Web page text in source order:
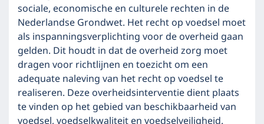
sociale, economische en culturele rechten in de
Nederlandse Grondwet. Het recht op voedsel moet
als inspanningsverplichting voor de overheid gaan
gelden. Dit houdt in dat de overheid zorg moet
dragen voor richtlijnen en toezicht om een
adequate naleving van het recht op voedsel te
realiseren. Deze overheidsinterventie dient plaats
te vinden op het gebied van beschikbaarheid van